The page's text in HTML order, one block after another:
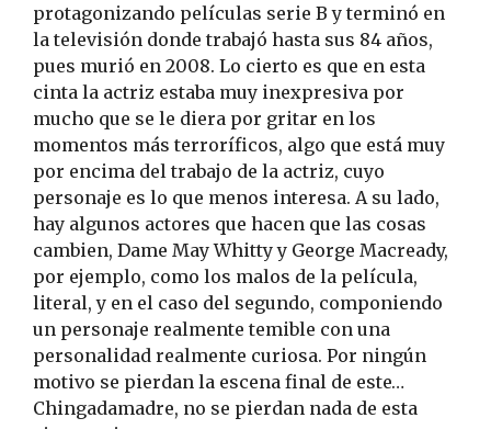
protagonizando películas serie B y terminó en
la televisión donde trabajó hasta sus 84 años,
pues murió en 2008. Lo cierto es que en esta
cinta la actriz estaba muy inexpresiva por
mucho que se le diera por gritar en los
momentos más terroríficos, algo que está muy
por encima del trabajo de la actriz, cuyo
personaje es lo que menos interesa. A su lado,
hay algunos actores que hacen que las cosas
cambien, Dame May Whitty y George Macready,
por ejemplo, como los malos de la película,
literal, y en el caso del segundo, componiendo
un personaje realmente temible con una
personalidad realmente curiosa. Por ningún
motivo se pierdan la escena final de este…
Chingadamadre, no se pierdan nada de esta